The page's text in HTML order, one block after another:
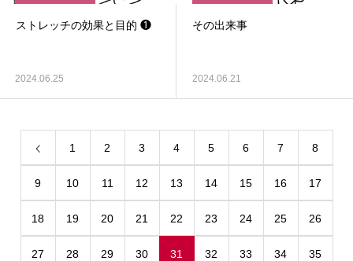
ストレッチの効果と目的 ❶
2024.06.25
その出来事
2024.06.21
1 2 3 4 5 6 7 8
9 10 11 12 13 14 15 16 17
18 19 20 21 22 23 24 25 26
27 28 29 30 31 32 33 34 35